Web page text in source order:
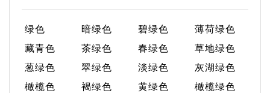
绿色 暗绿色 碧绿色
薄荷绿色
藏青色
茶绿色 春绿色
草地绿色
葱绿色
翠绿色 淡绿色
灰湖绿色
橄榄色
褐绿色 黄绿色
橄榄绿色